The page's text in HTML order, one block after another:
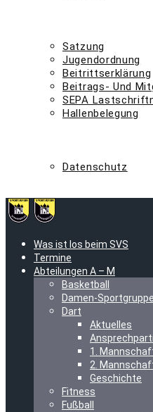
Satzung
Jugendordnung
Beitrittserklärung
Beitrags- Und
SEPA
Hallenbelegung
Datenschutz
Was ist los beim SVS
Termine
Abteilungen A – M
Basketball
Damen-Sportgruppe
Dart
Aktuelles
1.
2.
Geschichte
Fitness
Fußball